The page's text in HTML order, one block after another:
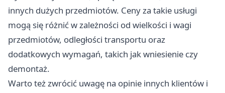
innych dużych przedmiotów. Ceny za takie usługi
mogą się różnić w zależności od wielkości i wagi
przedmiotów, odległości transportu oraz
dodatkowych wymagań, takich jak wniesienie czy
demontaż.
Warto też zwrócić uwagę na opinie innych klientów i